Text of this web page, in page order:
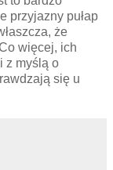
przyjazny pułap
że
więcej, ich
z myślą o
się u